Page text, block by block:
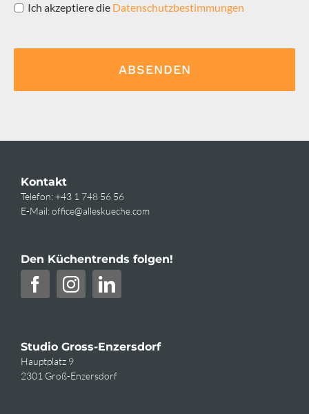
Ich akzeptiere die Datenschutzbestimmungen
Kontakt
Telefon:+43 1 748 56 56
E-Mail:office@alleskueche.com
Den Küchentrends folgen!
Studio Gross-Enzersdorf
Hauptplatz 9
2301 Groß-Enzersdorf